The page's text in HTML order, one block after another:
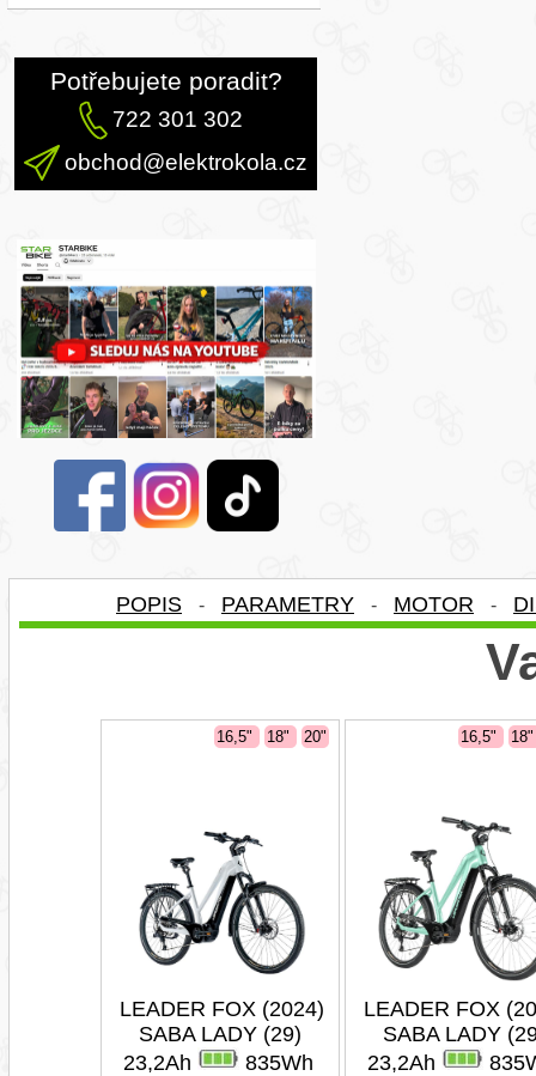
Potřebujete poradit?
722 301 302
obchod@elektrokola.cz
POPIS - PARAMETRY - MOTOR -
16,5" 18" 20"
LEADER FOX (2024)
SABA LADY (29)
23,2Ah
835Wh
16,5"
LEADER FOX
SABA LADY
23,2Ah